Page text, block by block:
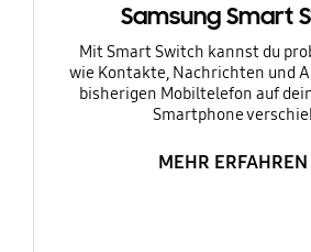
Samsung Smart
Mit Smart Switch kannst du
wie Kontakte, Nachrichten und
bisherigen Mobiltelefon auf
Smartphone
MEHR ERFAHREN